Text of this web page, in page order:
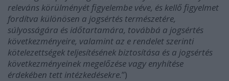
releváns körülményét figyelembe véve, és kellő figyelmet
fordítva különösen a jogsértés természetére,
súlyosságára és időtartamára, továbbá a jogsértés
következményeire, valamint az e rendelet szerinti
kötelezettségek teljesítésének biztosítása és a jogsértés
következményeinek megelőzése vagy enyhítése
érdekében tett intézkedésekre.”)